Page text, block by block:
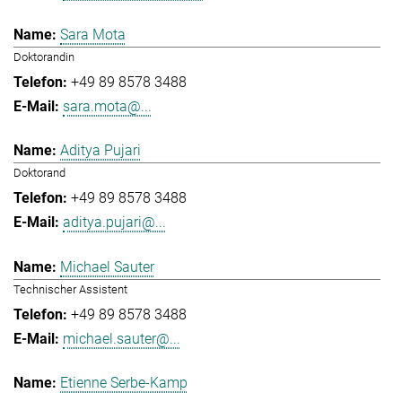
Sara Mota
Doktorandin
+49 89 8578 3488
sara.mota@...
Aditya Pujari
Doktorand
+49 89 8578 3488
aditya.pujari@...
Michael Sauter
Technischer Assistent
+49 89 8578 3488
michael.sauter@...
Etienne Serbe-Kamp